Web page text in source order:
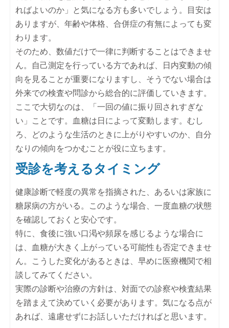
ればよいのか」と気になる方も多いでしょう。目安は
ありますが、年齢や体格、合併症の有無によっても変
わります。
そのため、数値だけで一律に判断することはできませ
ん。自己測定を行っている方であれば、日内変動の傾
向を見ることが重要になりますし、そうでない場合は
外来での検査や問診から総合的に評価していきます。
ここで大切なのは、「一回の値に振り回されすぎな
い」ことです。血糖は日によって変動します。むし
ろ、どのような生活のときに上がりやすいのか、自分
なりの傾向をつかむことが役に立ちます。
受診を考えるタイミング
健康診断で軽度の異常を指摘された、あるいは家族に
糖尿病の方がいる。このような場合、一度血糖の状態
を確認しておくと安心です。
特に、食後に強い口渇や頻尿を感じるような場合に
は、血糖が大きく上がっている可能性も否定できませ
ん。こうした変化があるときは、早めに医療機関で相
談してみてください。
実際の診断や治療の方針は、対面での診察や検査結果
を踏まえて決めていく必要があります。気になる点が
あれば、遠慮せずにお話しいただければと思います。